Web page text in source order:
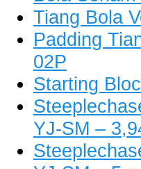
Tiang Bola
Padding
02P
Starting
YJ-SM –